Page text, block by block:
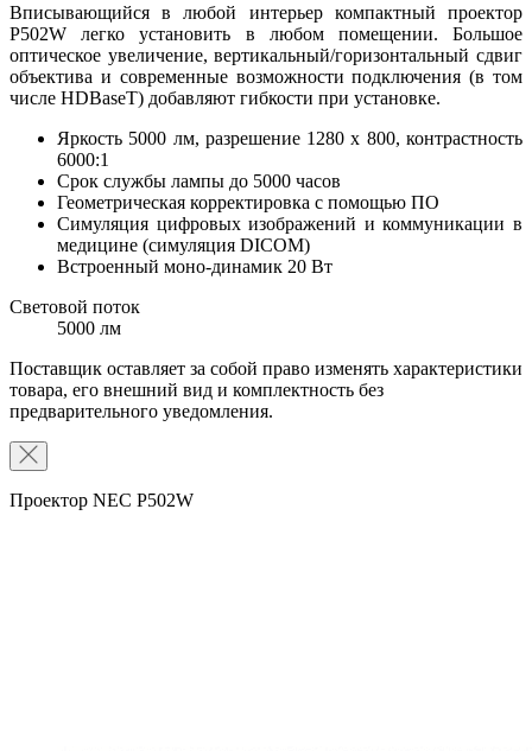
Вписывающийся в любой интерьер компактный проектор
P502W легко установить в любом помещении. Большое
оптическое увеличение, вертикальный/горизонтальный сдвиг
объектива и современные возможности подключения (в том
числе HDBaseT) добавляют гибкости при установке.
Яркость 5000 лм, разрешение 1280 x 800, контрастность
6000:1
Срок службы лампы до 5000 часов
Геометрическая корректировка с помощью ПО
Симуляция цифровых изображений и коммуникации в
медицине (симуляция DICOM)
Встроенный моно-динамик 20 Вт
Световой поток
5000 лм
Поставщик оставляет за собой право изменять характеристики
товара, его внешний вид и комплектность без
предварительного уведомления.
Проектор NEC P502W